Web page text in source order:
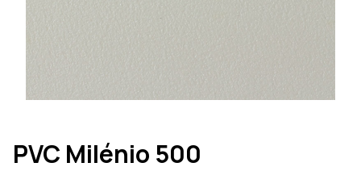
PVC Milénio 500